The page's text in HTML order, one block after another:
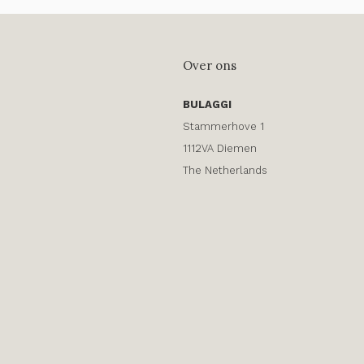
Over ons
BULAGGI
Stammerhove 1
1112VA Diemen
The Netherlands